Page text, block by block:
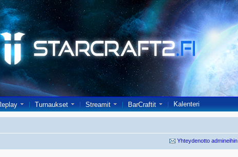
Turnaukset Streamit BarCraftit Kalenteri
Yhteydenotto admineihin